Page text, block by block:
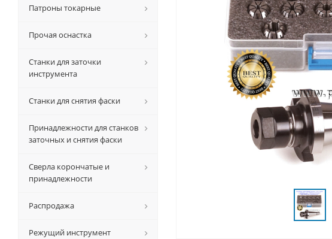
Патроны токарные
Прочая оснастка
Станки для заточки
инструмента
Станки для снятия фаски
Принадлежности для станков
заточных и снятия фаски
Сверла корончатые и
принадлежности
Распродажа
Режущий инструмент